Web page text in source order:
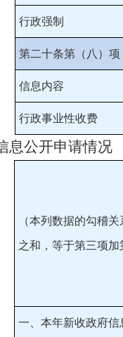
行政强制
第二十条第（八）项
信息内容
行政事业性收费
息公开申请情况
（本列数据的勾稽
之和，等于第三项加
一、本年新收政府